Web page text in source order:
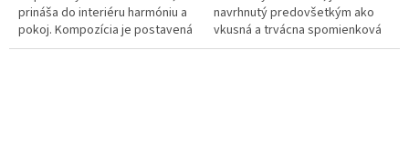
prináša do interiéru harmóniu a
pokoj. Kompozícia je postavená
na kombinácii jemných bielych
navrhnutý predovšetkým ako
vkusná a trvácna spomienková
dekorácia. Vďaka špeciálne